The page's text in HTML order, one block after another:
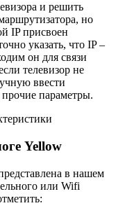
и решить
но
IP присвоен
указать, что IP –
он для связи
телевизор не
ввести
прочие параметры.
Yellow
в нашем
или Wifi